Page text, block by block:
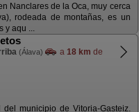
Nanclares de la Oca, muy cerca
rodeada de montañas, es un
y aqu ...
(Álava) a 18 km de
municipio de Vitoria-Gasteiz.